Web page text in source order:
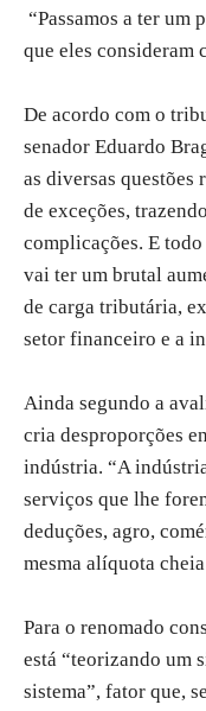
“Passamos a ter
que eles consideram
De acordo com o
senador Eduardo
as diversas questões
de exceções,
complicações. E
vai ter um brutal
de carga tributária,
setor financeiro e a
Ainda segundo a
cria desproporções
indústria. “A
serviços que lhe
deduções, agro,
mesma alíquota
Para o renomado
está “teorizando um
sistema”, fator que,